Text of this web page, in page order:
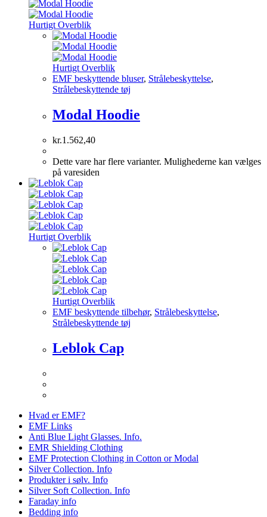
Hurtigt Overblik
Hurtigt Overblik
EMF beskyttende bluser, Strålebeskyttelse,
Strålebeskyttende tøj
Modal Hoodie
kr.1.562,40
Dette vare har flere varianter. Mulighederne kan vælges
på varesiden
Hurtigt Overblik
Hurtigt Overblik
EMF beskyttende tilbehør, Strålebeskyttelse,
Strålebeskyttende tøj
Leblok Cap
Hvad er EMF?
EMF Links
Anti Blue Light Glasses. Info.
EMR Shielding Clothing
EMF Protection Clothing in Cotton or Modal
Silver Collection. Info
Produkter i sølv. Info
Silver Soft Collection. Info
Faraday info
Bedding info